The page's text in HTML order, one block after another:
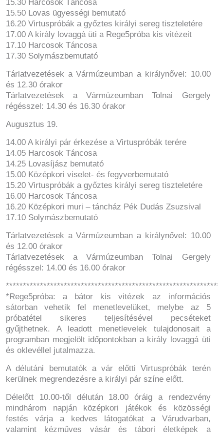
15.30 Harcosok Táncosa
15.50 Lovas ügyességi bemutató
16.20 Virtuspróbák a győztes királyi sereg tiszteletére
17.00 A király lovaggá üti a Rege5próba kis vitézeit
17.10 Harcosok Táncosa
17.30 Solymászbemutató
Tárlatvezetések a Vármúzeumban a királynővel: 10.00
és 12.30 órakor
Tárlatvezetések a Vármúzeumban Tolnai Gergely
régésszel: 14.30 és 16.30 órakor
Augusztus 19.
14.00 A királyi pár érkezése a Virtuspróbák terére
14.05 Harcosok Táncosa
14.25 Lovasíjász bemutató
15.00 Középkori viselet- és fegyverbemutató
15.20 Virtuspróbák a győztes királyi sereg tiszteletére
16.00 Harcosok Táncosa
16.20 Középkori muri – táncház Pék Dudás Zsuzsival
17.10 Solymászbemutató
Tárlatvezetések a Vármúzeumban a királynővel: 10.00
és 12.00 órakor
Tárlatvezetések a Vármúzeumban Tolnai Gergely
régésszel: 14.00 és 16.00 órakor
*Rege5próba: a bátor kis vitézek az információs
sátorban vehetik fel menetlevelüket, melybe az 5
próbatétel sikeres teljesítésével pecséteket
gyűjthetnek. A leadott menetlevelek tulajdonosait a
programban megjelölt időpontokban a király lovaggá üti
és oklevéllel jutalmazza.
A délutáni bemutatók a vár előtti Virtuspróbák terén
kerülnek megrendezésre a királyi pár színe előtt.
Délelőtt 10.00-től délután 18.00 óráig a rendezvény
mindhárom napján középkori játékok és közösségi
festés várja a kedves látogatókat a Várudvarban,
valamint kézműves vásár és tábori életképek a